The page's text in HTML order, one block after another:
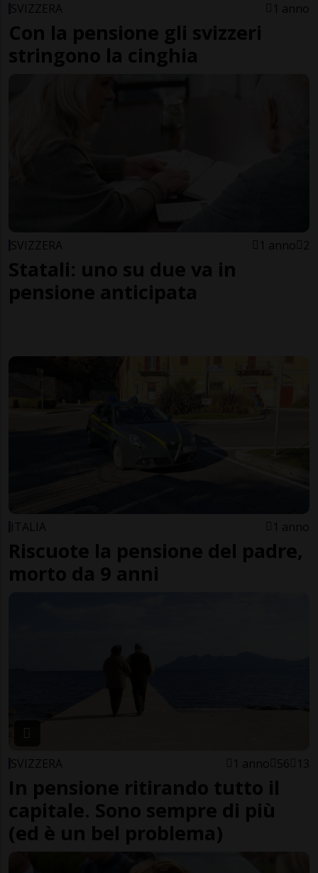
SVIZZERA 1 anno
Con la pensione gli svizzeri
stringono la cinghia
SVIZZERA 1 anno 2
Statali: uno su due va in
pensione anticipata
ITALIA 1 anno
Riscuote la pensione del padre,
morto da 9 anni
SVIZZERA 1 anno 56 13
In pensione ritirando tutto il
capitale. Sono sempre di più
(ed è un bel problema)